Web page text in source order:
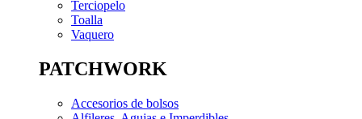
Terciopelo
Toalla
Vaquero
PATCHWORK
Accesorios de bolsos